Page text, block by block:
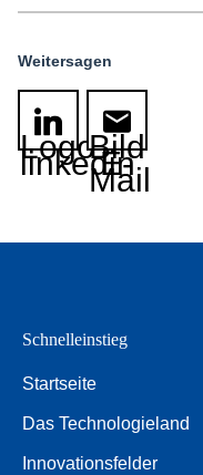
Weitersagen
Logo
linkedin
Bild
E-
Mail
Schnelleinstieg
Startseite
Das Technologieland
Innovationsfelder